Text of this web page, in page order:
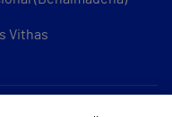
Vithas